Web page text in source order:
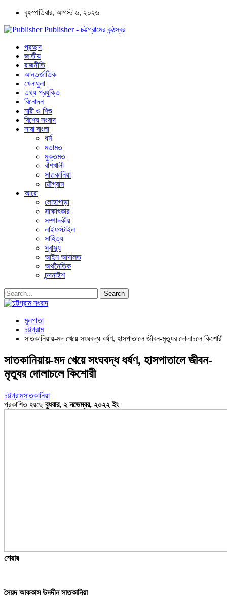
বৃহস্পতিবার, আগস্ট ৬, ২০২৬
Publisher - চট্টগ্রামের কন্ঠস্বর
প্রচ্ছদ
জাতীয়
রাজনীতি
আন্তর্জাতিক
খেলাধুলা
তথ্য প্রযুক্তি
বিনোদন
নারী ও শিশু
বিশেষ সংবাদ
সারা বাংলা
ধর্ম
মতামত
মুক্তমত
বাঁশখালী
সাতকানিয়া
চট্টগ্রাম
আরো
লোহাগাড়া
সাক্ষাৎকার
সম্পাদকীয়
লাইফস্টাইল
সাহিত্য
স্বাস্থ্য
আইন আদালত
অর্থনৈতিক
চন্দনাইশ
মূলপাতা
চট্টগ্রাম
সাতকানিয়ায়-মদ খেয়ে সংঘবদ্ধ ধর্ষণ, হাসপাতালে জীবন-মৃত্যুর দোলাচলে কিশোরী
সাতকানিয়ায়-মদ খেয়ে সংঘবদ্ধ ধর্ষণ, হাসপাতালে জীবন-
মৃত্যুর দোলাচলে কিশোরী
চট্টগ্রামসাতকানিয়া
প্রকাশিত হয়ছেবুধবার, ২ নভেম্বর, ২০২২ ইং
শেয়ার
সৈয়দ আককাস উদদীন সাতকানিয়া